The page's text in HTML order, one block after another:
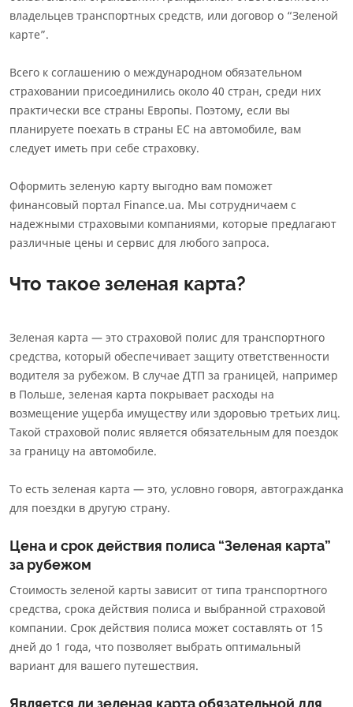
Общие условия страхового продукта
Информация об агенте
Информационный документ о стандартном страховом
продукте
Информация о страховом продукте
владельцев транспортных средств, или договор о “Зеленой
карте”.
Всего к соглашению о международном обязательном
страховании присоединились около 40 стран, среди них
практически все страны Европы. Поэтому, если вы
планируете поехать в страны ЕС на автомобиле, вам
следует иметь при себе страховку.
Оформить зеленую карту выгодно вам поможет
финансовый портал Finance.ua. Мы сотрудничаем с
надежными страховыми компаниями, которые предлагают
различные цены и сервис для любого запроса.
Что такое зеленая карта?
Зеленая карта — это страховой полис для транспортного
средства, который обеспечивает защиту ответственности
водителя за рубежом. В случае ДТП за границей, например
в Польше, зеленая карта покрывает расходы на
возмещение ущерба имуществу или здоровью третьих лиц.
Такой страховой полис является обязательным для поездок
за границу на автомобиле.
То есть зеленая карта — это, условно говоря, автогражданка
для поездки в другую страну.
Цена и срок действия полиса “Зеленая карта”
за рубежом
Стоимость зеленой карты зависит от типа транспортного
средства, срока действия полиса и выбранной страховой
компании. Срок действия полиса может составлять от 15
дней до 1 года, что позволяет выбрать оптимальный
вариант для вашего путешествия.
Является ли зеленая карта обязательной для